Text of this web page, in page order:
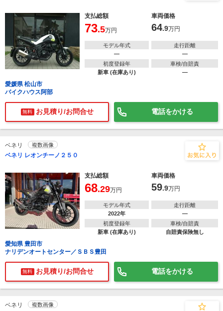
支払総額 車両価格
73.5万円 64.9万円
モデル年式
―
走行距離
―
初度登録年
新車 (在庫あり)
車検/自賠責
―
愛媛県 松山市
バイクハウス阿部
無料 お見積り/お問合せ 電話をかける
ベネリ 複数画像
ベネリ レオンチーノ２５０
支払総額 車両価格
68.29万円 59.9万円
モデル年式
2022年
走行距離
―
初度登録年
新車 (在庫あり)
車検/自賠責
自賠責保険無し
愛知県 豊田市
ナリデンオートセンター／ＳＢＳ豊田
無料 お見積り/お問合せ 電話をかける
ベネリ 複数画像